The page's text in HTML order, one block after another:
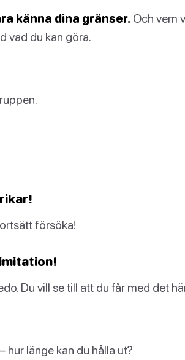
känna dina gränser. Och vem
vad du kan göra.
försöka!
Du vill se till att du får med det
hur länge kan du hålla ut?